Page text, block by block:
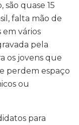
quase 15
falta mão de
vários
pela
os jovens que
perdem espaço
ou
para